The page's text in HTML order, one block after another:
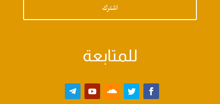
اشترك
للمتابعة